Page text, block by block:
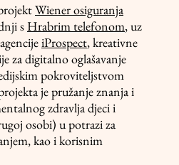
Wiener osiguranja
s Hrabrim telefonom, uz
iProspect, kreativne
za digitalno oglašavanje
pokroviteljstvom
je pružanje znanja i
zdravlja djeci i
osobi) u potrazi za
kao i korisnim